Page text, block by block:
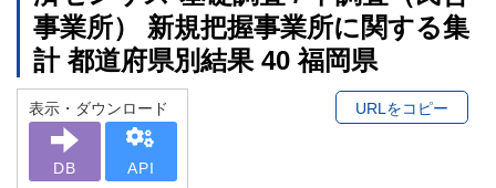
事業所） 新規把握事業所に関する集
計 都道府県別結果 40 福岡県
表示・ダウンロード
DB API
URLをコピー